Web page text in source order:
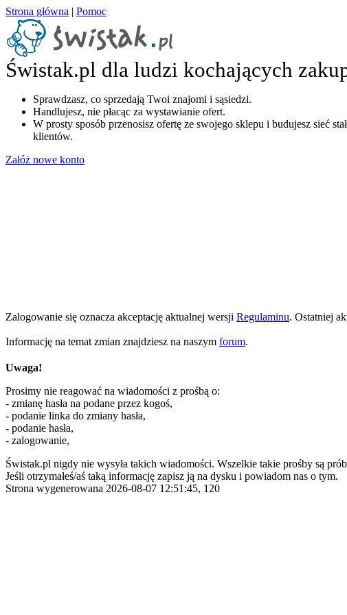
Strona główna | Pomoc
Świstak.pl dla ludzi kochających
Sprawdzasz, co sprzedają Twoi znajomi i sąsiedzi.
Handlujesz, nie płacąc za wystawianie ofert.
W prosty sposób przenosisz ofertę ze swojego sklepu i budujesz sieć
klientów.
Załóż nowe konto
Zalogowanie się oznacza akceptację aktualnej wersji Regulaminu. Ostatniej
Informację na temat zmian znajdziesz na naszym forum.
Uwaga!
Prosimy nie reagować na wiadomości z prośbą o:
- zmianę hasła na podane przez kogoś,
- podanie linka do zmiany hasła,
- podanie hasła,
- zalogowanie,
Świstak.pl nigdy nie wysyła takich wiadomości. Wszelkie takie prośby są
Jeśli otrzymałeś/aś taką informację zapisz ją na dysku i powiadom nas o tym.
Strona wygenerowana 2026-08-07 12:51:45, 120